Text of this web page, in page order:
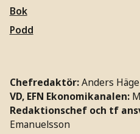
Bok
Podd
Chefredaktör:Anders
VD, EFN Ekonomikanalen:
Redaktionschef och tf
Emanuelsson